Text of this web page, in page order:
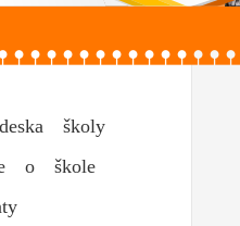
školy
o škole